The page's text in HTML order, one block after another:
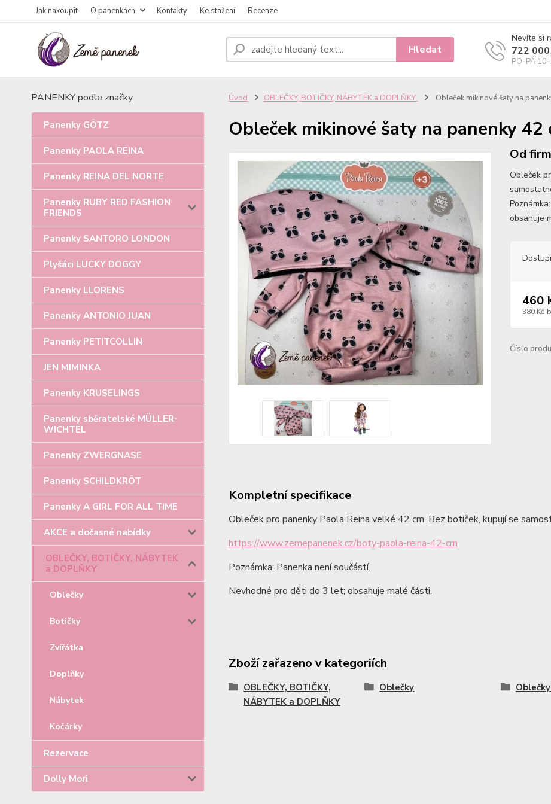
Jak nakoupit O panenkách Kontakty Ke stažení Recenze
Hledat
Nevíte si
722
PO-PÁ
PANENKY podle značky
Panenky GÖTZ
Panenky PAOLA REINA
Panenky REINA DEL NORTE
Panenky RUBY RED FASHION
FRIENDS
Panenky SANTORO LONDON
Plyšáci LUCKY DOGGY
Panenky LLORENS
Panenky ANTONIO JUAN
Panenky PETITCOLLIN
JEN MIMINKA
Panenky KRUSELINGS
Panenky sběratelské MÜLLER-
WICHTEL
Panenky ZWERGNASE
Panenky SCHILDKRÖT
Panenky A GIRL FOR ALL TIME
AKCE a dočasné nabídky
OBLEČKY, BOTIČKY, NÁBYTEK
a DOPLŇKY
Oblečky
Botičky
Zvířátka
Doplňky
Nábytek
Kočárky
Rezervace
Dolly Mori
Úvod OBLEČKY, BOTIČKY, NÁBYTEK a DOPLŇKY Obleček mikinové šaty na
Obleček mikinové šaty na panenky 42
Od
Obleček
obsahuje
460
380 Kč
Číslo
Kompletní specifikace
Obleček pro panenky Paola Reina velké 42 cm. Bez botiček, kupují se
https://www.zemepanenek.cz/boty-paola-reina-42-cm
Poznámka: Panenka není součástí.
Nevhodné pro děti do 3 let; obsahuje malé části.
Zboží zařazeno v kategoriích
OBLEČKY, BOTIČKY,
NÁBYTEK a DOPLŇKY
Oblečky